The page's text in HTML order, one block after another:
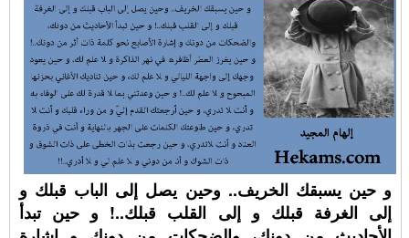
و حين يسبقك الخريف.. وحين يصل إلى الباب قبلك و
إلى الغرفة قبلك و إلى القلب قبلك..! و حين تبدأ